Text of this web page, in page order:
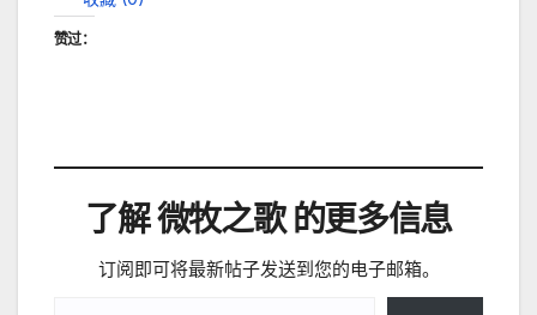
赞过：
了解 微牧之歌 的更多信息
订阅即可将最新帖子发送到您的电子邮箱。